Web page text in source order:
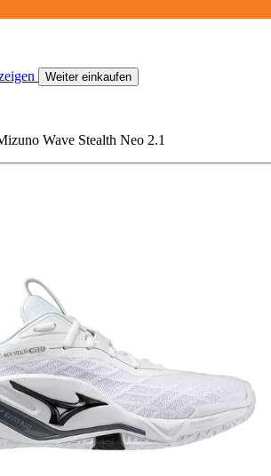
Weiter einkaufen
Wave Stealth Neo 2.1